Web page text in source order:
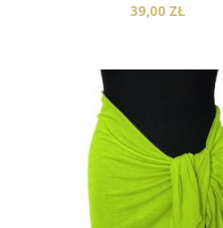
39,00 ZŁ
do koszyka